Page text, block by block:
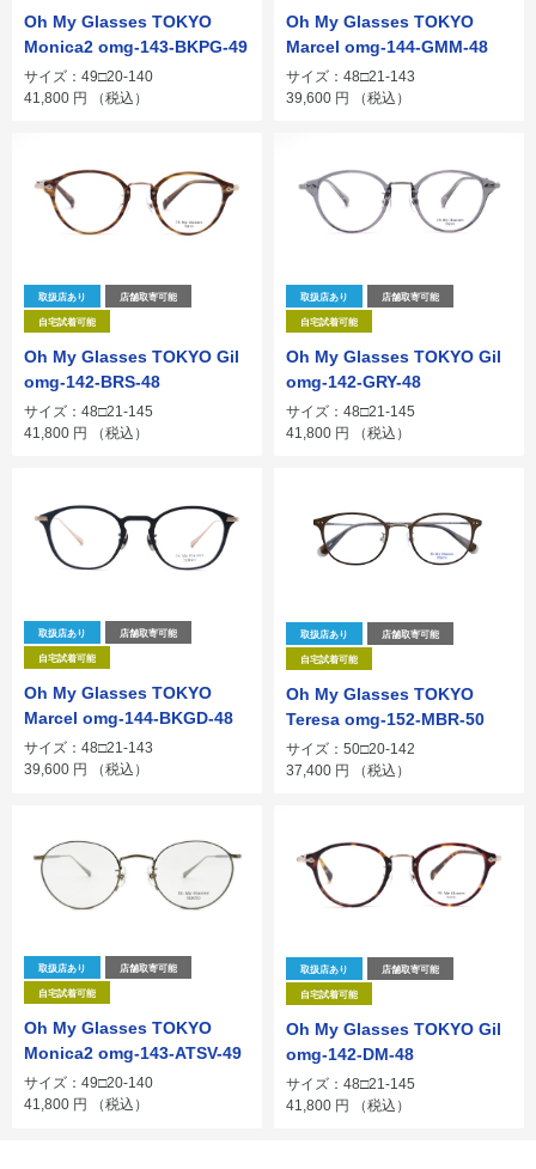
Oh My Glasses TOKYO
Monica2 omg-143-BKPG-49
サイズ：49□20-140
41,800 円 （税込）
Oh My Glasses TOKYO
Marcel omg-144-GMM-48
サイズ：48□21-143
39,600 円 （税込）
取扱店あり 店舗取寄可能
自宅試着可能
Oh My Glasses TOKYO Gil
omg-142-BRS-48
サイズ：48□21-145
41,800 円 （税込）
取扱店あり 店舗取寄可能
自宅試着可能
Oh My Glasses TOKYO Gil
omg-142-GRY-48
サイズ：48□21-145
41,800 円 （税込）
取扱店あり 店舗取寄可能
自宅試着可能
Oh My Glasses TOKYO
Marcel omg-144-BKGD-48
サイズ：48□21-143
39,600 円 （税込）
取扱店あり 店舗取寄可能
自宅試着可能
Oh My Glasses TOKYO
Teresa omg-152-MBR-50
サイズ：50□20-142
37,400 円 （税込）
取扱店あり 店舗取寄可能
自宅試着可能
Oh My Glasses TOKYO
Monica2 omg-143-ATSV-49
サイズ：49□20-140
41,800 円 （税込）
取扱店あり 店舗取寄可能
自宅試着可能
Oh My Glasses TOKYO Gil
omg-142-DM-48
サイズ：48□21-145
41,800 円 （税込）